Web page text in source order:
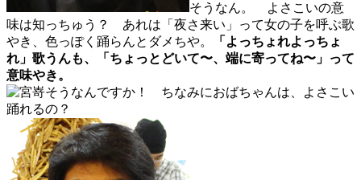
そうなん。 よさこいの意
味は知っちゅう？ あれは「夜さ来い」って女の子を呼ぶ歌
やき、色っぽく踊らんとダメちや。
「よっちょれよっちょ
れ」歌うんも、「ちょっとどいて〜、端に寄ってね〜」って
意味やき。
そうなんですか！ ちなみにおばちゃんは、よさこい
踊れるの？